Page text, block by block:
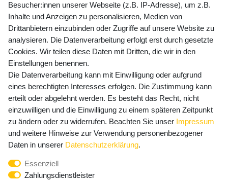
Preisangaben inkl. gesetzl. MwSt. und zzgl. Service- und
Versandkosten
Newsletter Anmeldung - Keine Angebote
mehr verpassen!
E-MAIL **
Newsletter
Honig
Hiermit bestätige ich, dass ich dieDaten­schutz­erklärung
widerrufen.**
Besucher:innen unserer Webseite (z.B. IP-Adresse), um z.B.
Inhalte und Anzeigen zu personalisieren, Medien von
Drittanbietern einzubinden oder Zugriffe auf unsere Website zu
analysieren. Die Datenverarbeitung erfolgt erst durch gesetzte
Cookies. Wir teilen diese Daten mit Dritten, die wir in den
Einstellungen benennen.
Die Datenverarbeitung kann mit Einwilligung oder aufgrund
eines berechtigten Interesses erfolgen. Die Zustimmung kann
erteilt oder abgelehnt werden. Es besteht das Recht, nicht
einzuwilligen und die Einwilligung zu einem späteren Zeitpunkt
zu ändern oder zu widerrufen. Beachten Sie unser Impressum
und weitere Hinweise zur Verwendung personenbezogener
Daten in unserer Daten­schutz­erklärung.
Essenziell
Zahlungsdienstleister